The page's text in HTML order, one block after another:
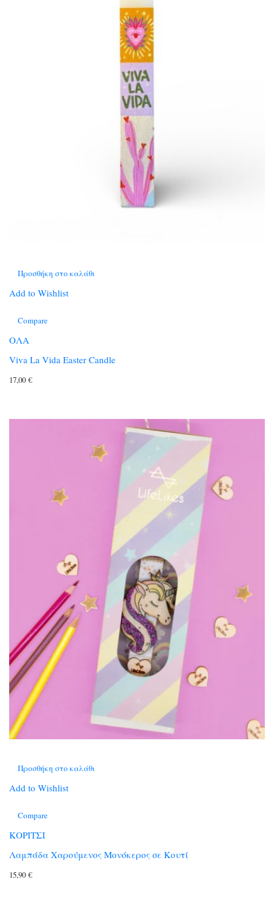
Προσθήκη στο καλάθι
Add to Wishlist
Compare
ΟΛΑ
Viva La Vida Easter Candle
17,00 €
Προσθήκη στο καλάθι
Add to Wishlist
Compare
ΚΟΡΙΤΣΙ
Λαμπάδα Χαρούμενος Μονόκερος σε Κουτί
15,90 €